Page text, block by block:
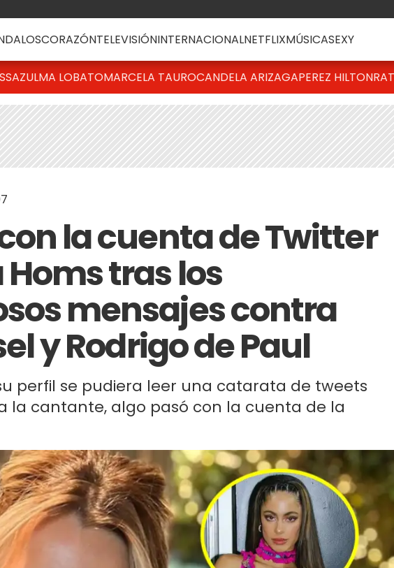
CORAZÓNTELEVISIÓNINTERNACIONALNETFLIXMÚSICASEXY
ZULMA LOBATOMARCELA TAUROCANDELA ARIZAGAPEREZ HILTON
la cuenta de Twitter
tras los
mensajes contra
y Rodrigo de Paul
perfil se pudiera leer una catarata de tweets
la cantante, algo pasó con la cuenta de la